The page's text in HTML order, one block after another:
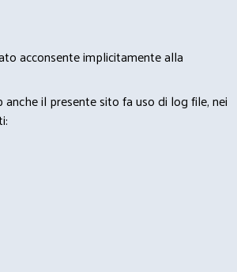
acconsente implicitamente alla
il presente sito fa uso di log file, nei